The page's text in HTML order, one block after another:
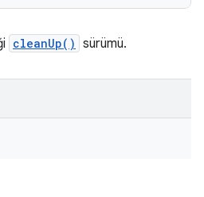
cleanUp() sürümü.